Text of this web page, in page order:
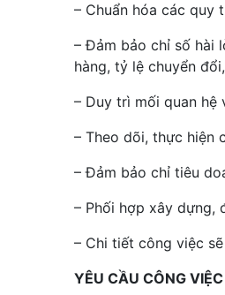
– Chuẩn hóa các quy
– Đảm bảo chỉ số hài
hàng, tỷ lệ chuyển
– Duy trì mối quan hệ
– Theo dõi, thực hiện
– Đảm bảo chỉ tiêu
– Phối hợp xây dựng,
– Chi tiết công việc
YÊU CẦU CÔNG VIỆC